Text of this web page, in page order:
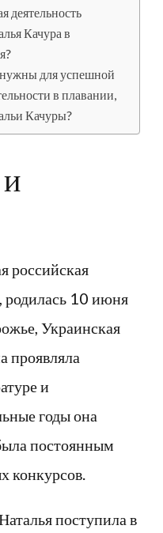
деятельность
Качура в
нужны для успешной
в плавании,
Качуры?
российская
родилась 10 июня
Украинская
проявляла
и
годы она
постоянным
конкурсов.
поступила в